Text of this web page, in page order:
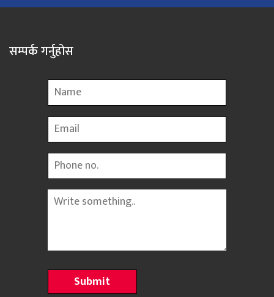
सम्पर्क गर्नुहोस
Name
Email
Phone
Message